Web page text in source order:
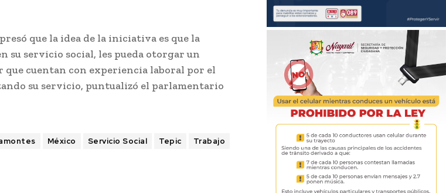
que la idea de la iniciativa es que la
su servicio social, les pueda otorgar un
que cuentan con experiencia laboral por el
su servicio, puntualizó el parlamentario
México Servicio Social Tepic Trabajo